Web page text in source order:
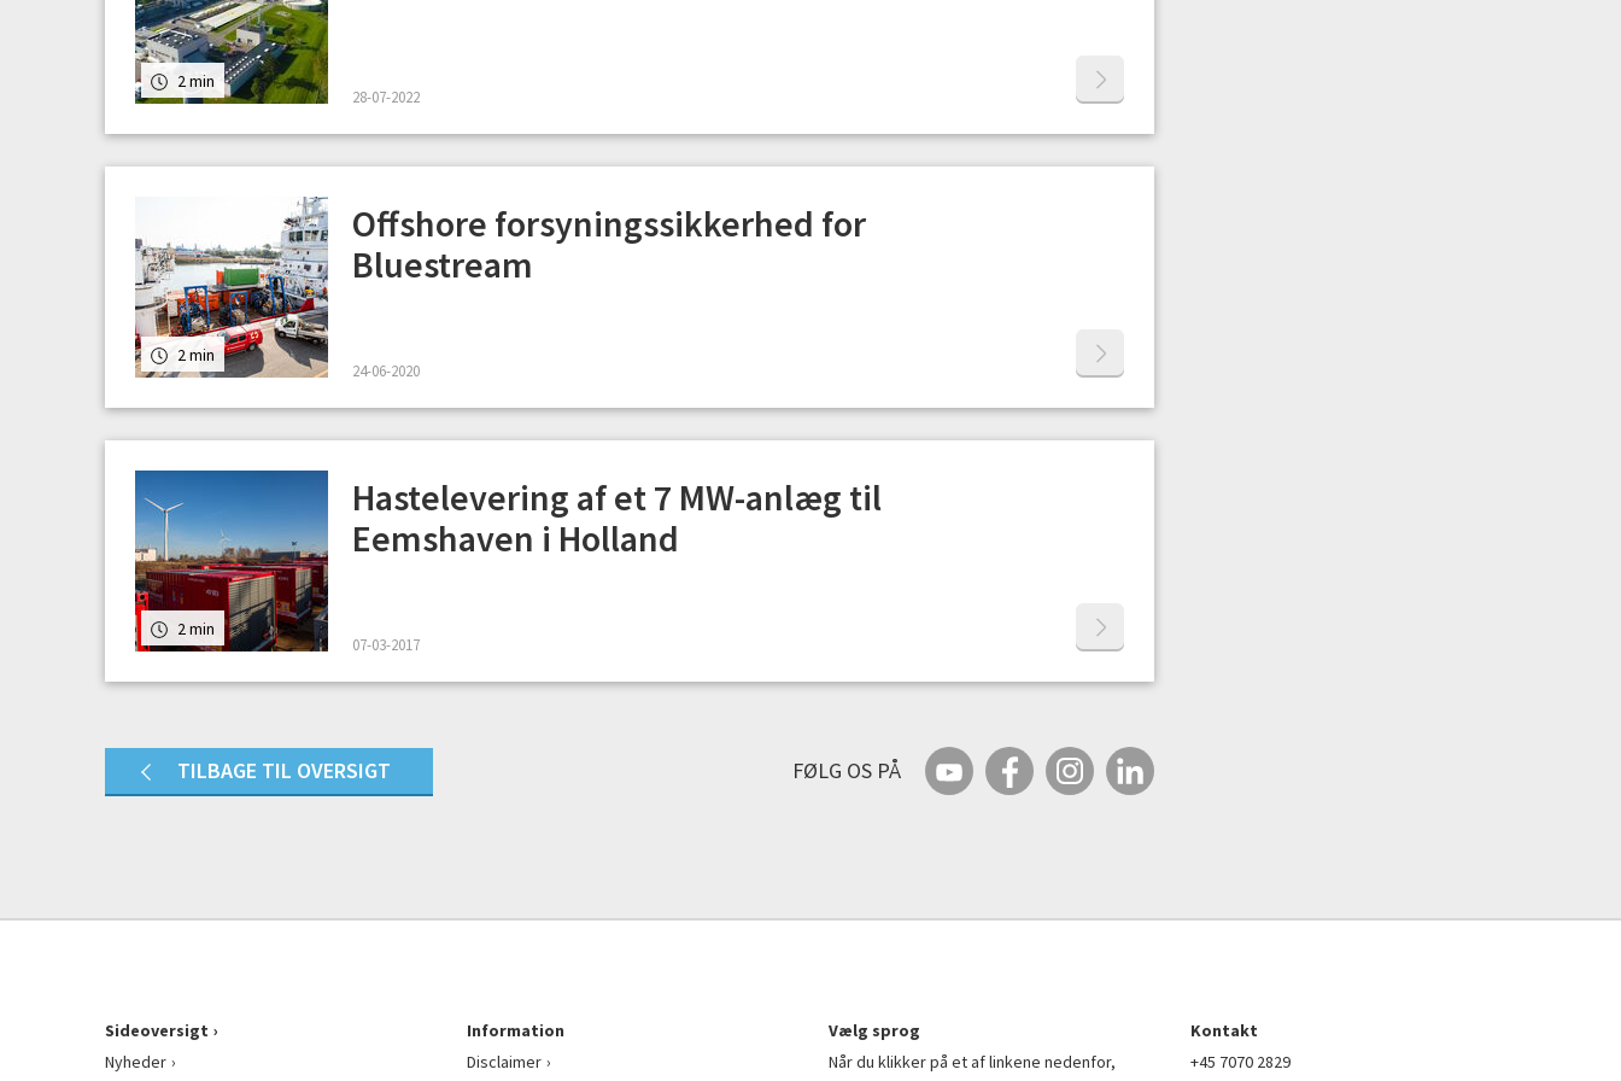
2 min
28-07-2022
2 min
Offshore forsyningssikkerhed for
Bluestream
24-06-2020
2 min
Hastelevering af et 7 MW-anlæg til
Eemshaven i Holland
07-03-2017
TILBAGE TIL OVERSIGT FØLG OS PÅ
Sideoversigt
Nyheder
Information
Disclaimer
Vælg sprog
Når du klikker på et af linkene nedenfor,
Kontakt
+45 7070 2829